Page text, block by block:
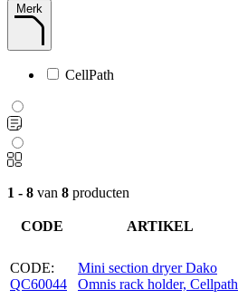
Merk
CellPath
1 - 8 van 8 producten
CODE ARTIKEL
CODE:
QC60044
Mini section dryer Dako
Omnis rack holder, Cellpath